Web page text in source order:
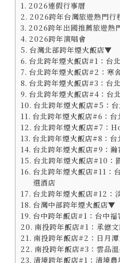
2026連假行事曆
2026跨年台灣旅遊熱門行
2026跨年出國推薦旅遊熱
2026跨年演唱會
台灣北部跨年煙火飯店▼
台北跨年煙火飯店#1：台
台北跨年煙火飯店#2：寒
台北跨年煙火飯店#3：台
台北跨年煙火飯店#4：台
台北跨年煙火飯店#5：
台北跨年煙火飯店#6：台
台北跨年煙火飯店#7：
台北跨年煙火飯店#8：台
台北跨年煙火飯店#9：瀚
台北跨年煙火飯店#10：
台北跨年煙火飯店#11：
選酒店
台北跨年煙火飯店#12：
台灣中部跨年煙火飯店▼
台中跨年飯店#1：台中
南投跨年飯店#1：承億文
南投跨年飯店#2：日月
南投跨年飯店#3：雲品
清境跨年飯店#1：清境農